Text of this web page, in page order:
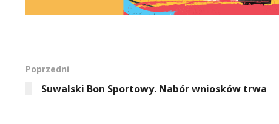
Poprzedni
Suwalski Bon Sportowy. Nabór wniosków trwa